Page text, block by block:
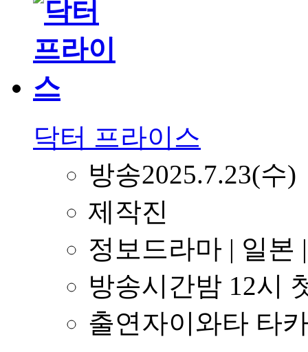
닥터 프라이스
방송2025.7.23(수)
제작진
정보드라마 | 일본
방송시간밤 12시
출연자이와타 타